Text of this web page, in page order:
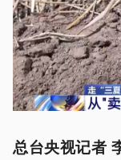
总台央视记者